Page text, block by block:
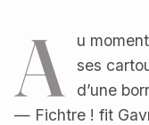
A
u
ses
d’une
— Fichtre ! fit